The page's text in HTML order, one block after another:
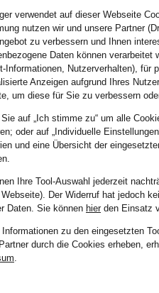
verwendet auf dieser Webseite
nutzen wir und unsere Partner
zu verbessern und Ihnen
Daten können
Informationen, Nutzerverhalten), für
Anzeigen aufgrund Ihres
um diese für Sie zu verbessern
auf „Ich stimme zu“ um alle
oder auf „Individuelle
und eine Übersicht der
Ihre Tool-Auswahl jederzeit
Der Widerruf hat jedoch
Daten. Sie können hierden Einsatz
zu den eingesetzten
durch die Cookies erheben,
.